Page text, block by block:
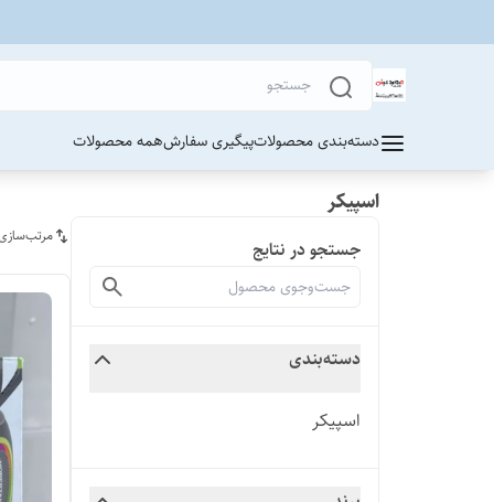
دسته‌بندی محصولاتپیگیری سفارشهمه محصولات
اسپیکر
جستجو در نتایج
دسته‌بندی
اسپیکر